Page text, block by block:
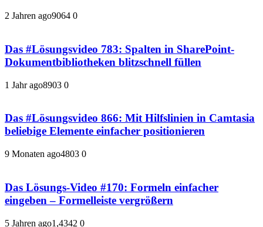
2 Jahren ago9064 0
Das #Lösungsvideo 783: Spalten in SharePoint-
Dokumentbibliotheken blitzschnell füllen
1 Jahr ago8903 0
Das #Lösungsvideo 866: Mit Hilfslinien in Camtasia
beliebige Elemente einfacher positionieren
9 Monaten ago4803 0
Das Lösungs-Video #170: Formeln einfacher
eingeben – Formelleiste vergrößern
5 Jahren ago1,4342 0